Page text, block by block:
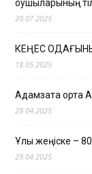
оқушыларының
20.07.2025
КЕҢЕС
18.05.2025
Адамзатқа ортақ
29.04.2025
Ұлы жеңіске –
29.04.2025